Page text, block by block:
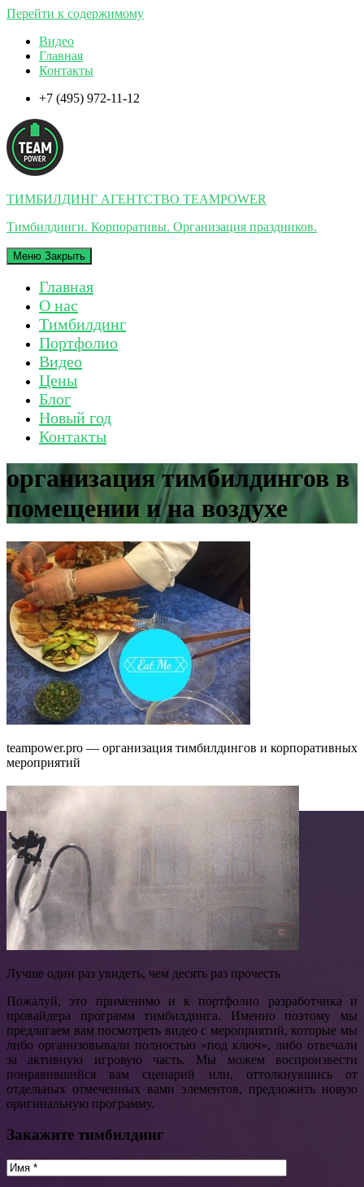
Перейти к содержимому
Видео
Главная
Контакты
+7 (495) 972-11-12
ТИМБИЛДИНГ АГЕНТСТВО TEAMPOWER
Тимбилдинги. Корпоративы. Организация праздников.
Меню Закрыть
Главная
О нас
Тимбилдинг
Портфолио
Видео
Цены
Блог
Новый год
Контакты
организация тимбилдингов в
помещении и на воздухе
teampower.pro — организация тимбилдингов и корпоративных
мероприятий
Лучше один раз увидеть, чем десять раз прочесть
Пожалуй, это применимо и к портфолио разработчика и
провайдера программ тимбилдинга. Именно поэтому мы
предлагаем вам посмотреть видео с мероприятий, которые мы
либо организовывали полностью «под ключ», либо отвечали
за активную игровую часть. Мы можем воспроизвести
понравившийся вам сценарий или, оттолкнувшись от
отдельных отмеченных вами элементов, предложить новую
оригинальную программу.
Закажите тимбилдинг